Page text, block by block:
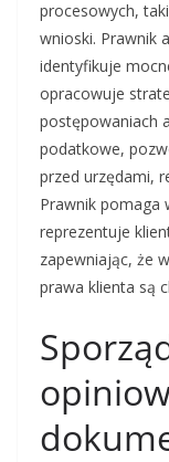
procesowych,
wnioski. Prawnik
identyfikuje
opracowuje
postępowaniach
podatkowe,
przed urzędami,
Prawnik pomaga
reprezentuje
zapewniając, że
prawa klienta są